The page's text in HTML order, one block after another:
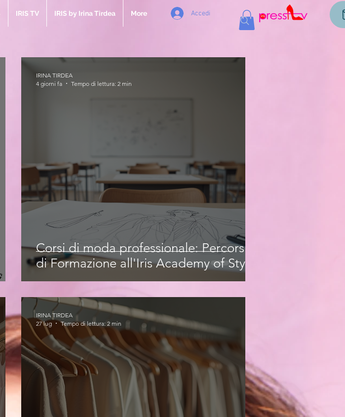
IRIS TV IRIS by Irina Tirdea More Accedi
Corsi di moda professionale: Percorsi
di Formazione all'Iris Academy of Style
IRINA TIRDEA
4 giorni fa
Tempo di lettura: 2 min
IRINA TIRDEA
27 lug
Tempo di lettura: 2 min